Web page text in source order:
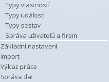
Typy vlastností
Typy událostí
Typy sestav
Správa uživatelů a firem
Základní nastavení
Import
Výkaz práce
Správa dat